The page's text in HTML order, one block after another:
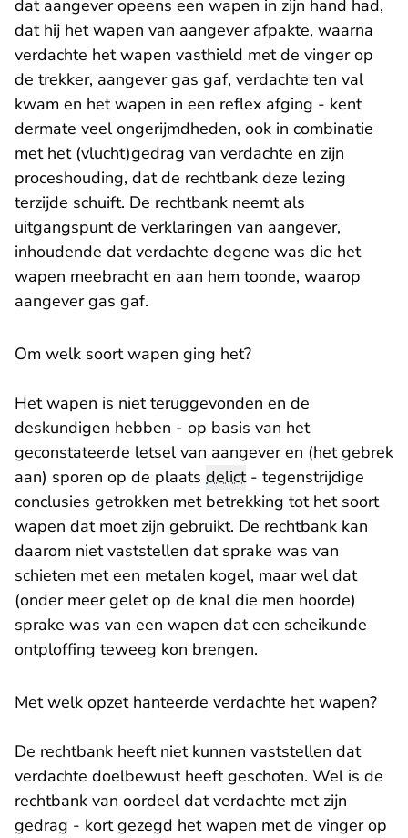
dat aangever opeens een wapen in zijn hand had,
dat hij het wapen van aangever afpakte, waarna
verdachte het wapen vasthield met de vinger op
de trekker, aangever gas gaf, verdachte ten val
kwam en het wapen in een reflex afging - kent
dermate veel ongerijmdheden, ook in combinatie
met het (vlucht)gedrag van verdachte en zijn
proceshouding, dat de rechtbank deze lezing
terzijde schuift. De rechtbank neemt als
uitgangspunt de verklaringen van aangever,
inhoudende dat verdachte degene was die het
wapen meebracht en aan hem toonde, waarop
aangever gas gaf.
Om welk soort wapen ging het?
Het wapen is niet teruggevonden en de
deskundigen hebben - op basis van het
geconstateerde letsel van aangever en (het gebrek
aan) sporen op de plaats delict- tegenstrijdige
conclusies getrokken met betrekking tot het soort
wapen dat moet zijn gebruikt. De rechtbank kan
daarom niet vaststellen dat sprake was van
schieten met een metalen kogel, maar wel dat
(onder meer gelet op de knal die men hoorde)
sprake was van een wapen dat een scheikunde
ontploffing teweeg kon brengen.
Met welk opzet hanteerde verdachte het wapen?
De rechtbank heeft niet kunnen vaststellen dat
verdachte doelbewust heeft geschoten. Wel is de
rechtbank van oordeel dat verdachte met zijn
gedrag - kort gezegd het wapen met de vinger op